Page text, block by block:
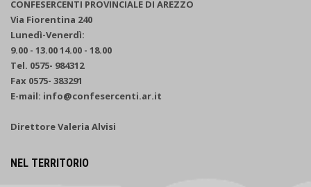
CONFESERCENTI PROVINCIALE DI AREZZO
Via Fiorentina 240
Lunedì-Venerdì:
9.00 - 13.00 14.00 - 18.00
Tel. 0575- 984312
Fax 0575- 383291
E-mail: info@confesercenti.ar.it
Direttore Valeria Alvisi
NEL TERRITORIO